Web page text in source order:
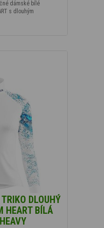
dámské bílé
s dlouhým
DLOUHÝ
HEART BÍLÁ